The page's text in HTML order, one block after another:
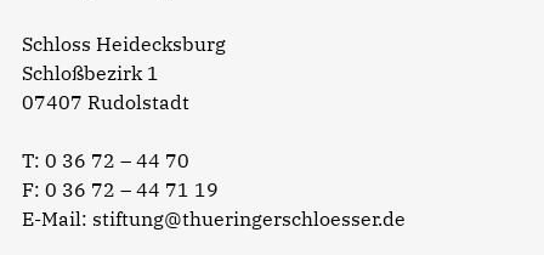
Schloss Heidecksburg
Schloßbezirk 1
07407 Rudolstadt
T: 0 36 72 – 44 70
F: 0 36 72 – 44 71 19
E-Mail: stiftung@thueringerschloesser.de